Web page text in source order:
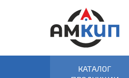
КАТАЛОГ